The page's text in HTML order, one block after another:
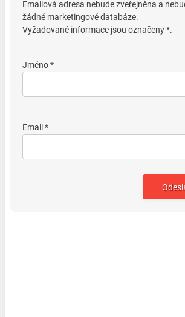
Emailová adresa nebude zveřejněna a
žádné marketingové databáze.
Vyžadované informace jsou označeny *.
Jméno *
Email *